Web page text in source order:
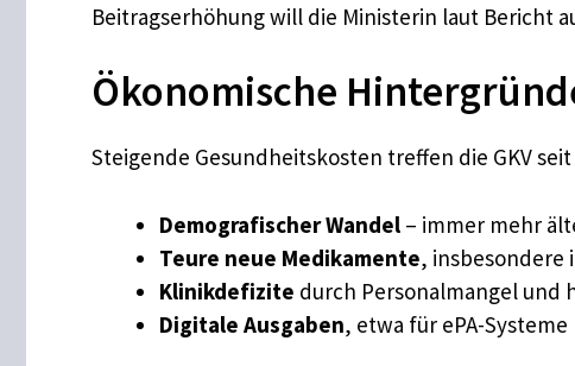
Beitragserhöhung will die Ministerin laut Bericht
Ökonomische
Steigende Gesundheitskosten treffen die GKV
Demografischer Wandel – immer mehr
Teure neue Medikamente, insbesondere
Klinikdefizite durch Personalmangel und
Digitale Ausgaben, etwa für ePA-